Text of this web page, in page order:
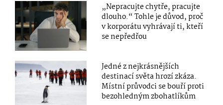
„Nepracujte chytře, pracujte
dlouho.“ Tohle je důvod, proč
v korporátu vyhrávají ti, kteří
se nepředřou
Jedné z nejkrásnějších
destinací světa hrozí zkáza.
Místní průvodci se bouří proti
bezohledným zbohatlíkům